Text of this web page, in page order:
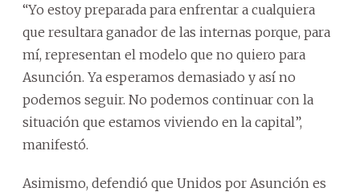
“Yo estoy preparada para enfrentar a cualquiera
que resultara ganador de las internas porque, para
mí, representan el modelo que no quiero para
Asunción. Ya esperamos demasiado y así no
podemos seguir. No podemos continuar con la
situación que estamos viviendo en la capital”,
manifestó.
Asimismo, defendió que Unidos por Asunción es